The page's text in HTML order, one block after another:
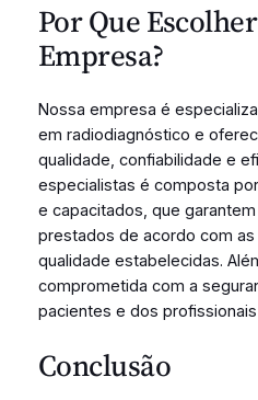
Por Que
Empresa?
Nossa empresa é
em radiodiagnóstico e
qualidade, confiabilidade e
especialistas é composta
e capacitados, que
prestados de acordo com
qualidade estabelecidas.
comprometida com a
pacientes e dos
Conclusão